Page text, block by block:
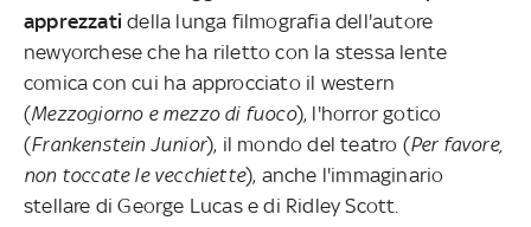
apprezzati della lunga filmografia dell'autore
newyorchese che ha riletto con la stessa lente
comica con cui ha approcciato il western
(Mezzogiorno e mezzo di fuoco), l'horror gotico
(Frankenstein Junior), il mondo del teatro (Per favore,
non toccate le vecchiette), anche l'immaginario
stellare di George Lucas e di Ridley Scott.